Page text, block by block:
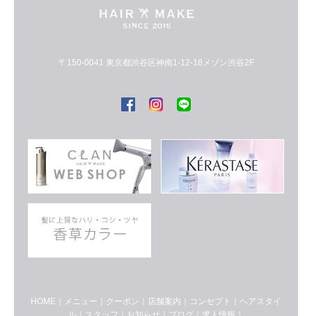
〒150-0041 東京都渋谷区神南1-12-18メゾン渋谷2F
HOME メニュー クーポン 店舗案内 コンセプト
ヘアスタイ